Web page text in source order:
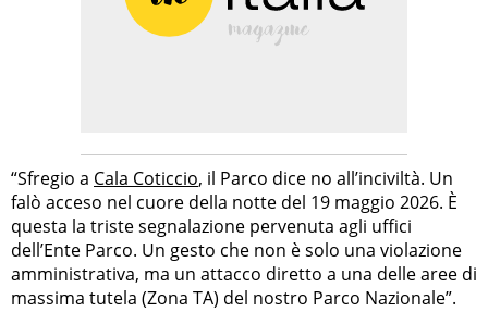
“Sfregio a Cala Coticcio, il Parco dice no all’inciviltà. Un
falò acceso nel cuore della notte del 19 maggio 2026. È
questa la triste segnalazione pervenuta agli uffici
dell’Ente Parco. Un gesto che non è solo una violazione
amministrativa, ma un attacco diretto a una delle aree di
massima tutela (Zona TA) del nostro Parco Nazionale”.